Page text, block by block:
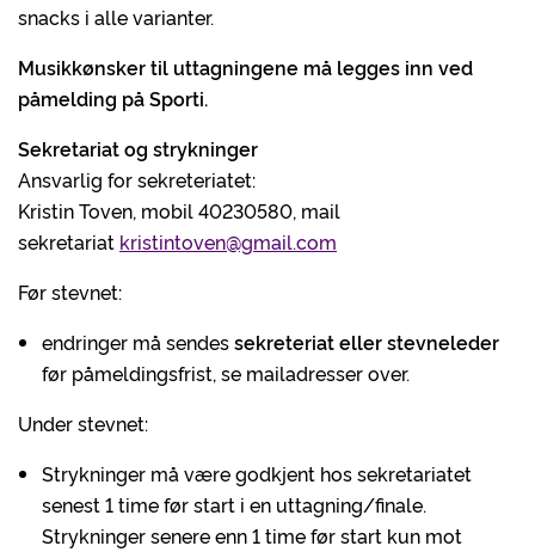
snacks i alle varianter.
Musikkønsker til uttagningene må legges inn ved
påmelding på Sporti.
Sekretariat og strykninger
Ansvarlig for sekreteriatet:
Kristin Toven, mobil 40230580, mail
sekretariat kristintoven@gmail.com
Før stevnet:
endringer må sendessekreteriat eller stevneleder
før påmeldingsfrist, se mailadresser over.
Under stevnet:
Strykninger må være godkjent hos sekretariatet
senest 1 time før start i en uttagning/finale.
Strykninger senere enn 1 time før start kun mot